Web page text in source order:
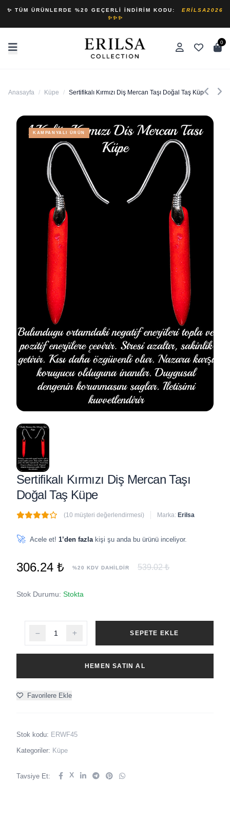
✨ TÜM ÜRÜNLERDE %20 GEÇERLI İNDIRIM KODU:
ERILSA2026
✨✨✨
0
Anasayfa / Küpe / Sertifikalı Kırmızı Diş Mercan Taşı Doğal Taş Küpe
KAMPANYALI ÜRÜN
Sertifikalı Kırmızı Diş Mercan Taşı
Doğal Taş Küpe
(10 müşteri değerlendirmesi) Marka: Erilsa
🚀 Acele et! 1’den fazla kişi şu anda bu ürünü inceliyor.
306.24 ₺ %20 KDV DAHİLDİR 539.02 ₺
Stok Durumu: Stokta
SEPETE EKLE
HEMEN SATIN AL
Favorilere Ekle
Stok kodu: ERWF45
Kategoriler: Küpe
Tavsiye Et: X